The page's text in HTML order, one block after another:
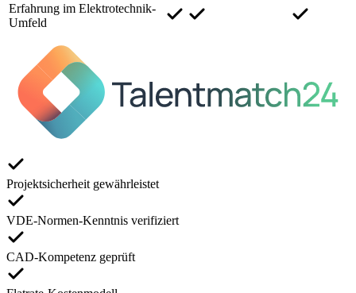
Erfahrung im Elektrotechnik-
Umfeld
Projektsicherheit gewährleistet
VDE-Normen-Kenntnis verifiziert
CAD-Kompetenz geprüft